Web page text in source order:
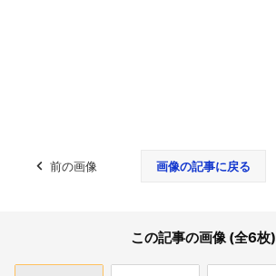
前の画像 画像の記事に戻る
この記事の画像 (全6枚)